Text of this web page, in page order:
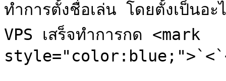
ทำการตั้งชื่อเล่น โดยตั้งเป็นอ
VPS เสร็จทำการกด <mark